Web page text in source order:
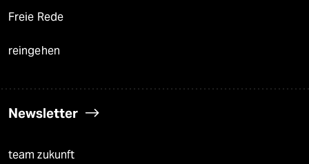
Freie Rede
reingehen
Newsletter
team zukunft